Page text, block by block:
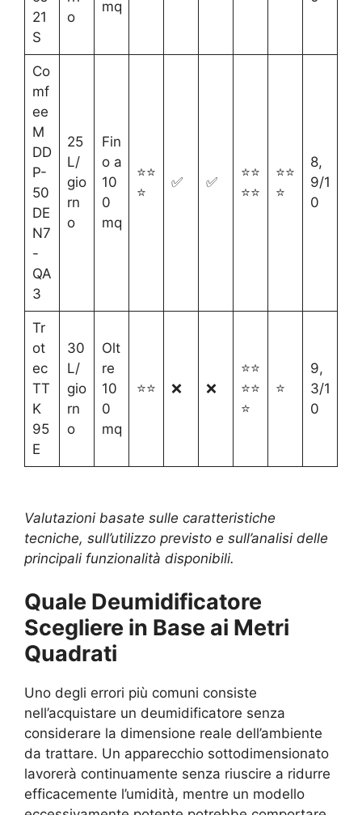
21
S
o
mq
Co
mf
ee
M
DD
P-
50
DE
N7
-
QA
3
25
L/
gio
rn
o
Fin
o a
10
0
mq
⭐⭐
⭐
✅ ✅
⭐⭐
⭐⭐
⭐⭐
⭐
8,
9/1
0
Tr
ot
ec
TT
K
95
E
30
L/
gio
rn
o
Olt
re
10
0
mq
⭐⭐ ❌ ❌
⭐⭐
⭐⭐
⭐
⭐
9,
3/1
0
Valutazioni basate sulle caratteristiche
tecniche, sull’utilizzo previsto e sull’analisi delle
principali funzionalità disponibili.
Quale Deumidificatore
Scegliere in Base ai Metri
Quadrati
Uno degli errori più comuni consiste
nell’acquistare un deumidificatore senza
considerare la dimensione reale dell’ambiente
da trattare. Un apparecchio sottodimensionato
lavorerà continuamente senza riuscire a ridurre
efficacemente l’umidità, mentre un modello